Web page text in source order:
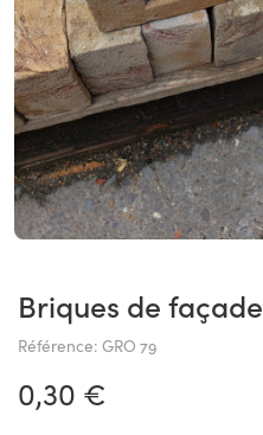
Briques de façade
Référence: GRO 79
0,30 €